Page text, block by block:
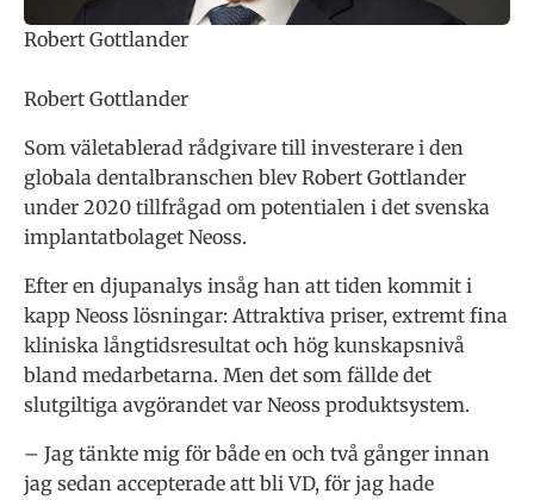
Robert Gottlander
Robert Gottlander
Som väletablerad rådgivare till investerare i den
globala dentalbranschen blev Robert Gottlander
under 2020 tillfrågad om potentialen i det svenska
implantatbolaget Neoss.
Efter en djupanalys insåg han att tiden kommit i
kapp Neoss lösningar: Attraktiva priser, extremt fina
kliniska långtidsresultat och hög kunskapsnivå
bland medarbetarna. Men det som fällde det
slutgiltiga avgörandet var Neoss produktsystem.
– Jag tänkte mig för både en och två gånger innan
jag sedan accepterade att bli VD, för jag hade